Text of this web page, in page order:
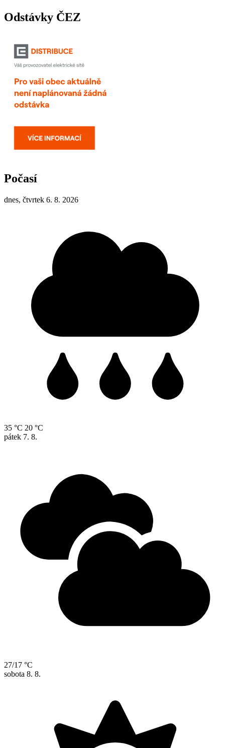
Odstávky ČEZ
Počasí
dnes, čtvrtek 6. 8. 2026
35 °C 20 °C
pátek 7. 8.
27/17 °C
sobota 8. 8.